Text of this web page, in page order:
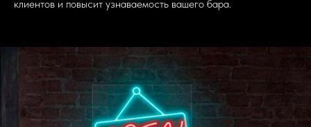
клиентов и повысит узнаваемость вашего бара.